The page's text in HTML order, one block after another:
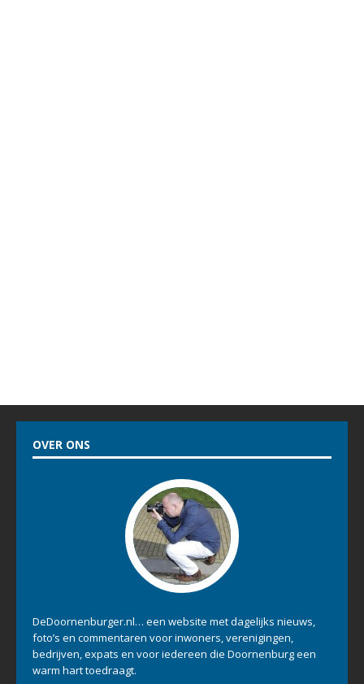
OVER ONS
DeDoornenburger.nl… een website met dagelijks nieuws,
foto’s en commentaren voor inwoners, verenigingen,
bedrijven, expats en voor iedereen die Doornenburg een
warm hart toedraagt.